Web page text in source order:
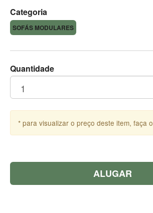
Categoria
SOFÁS MODULARES
Quantidade
* para visualizar o preço deste item, faça o
ALUGAR